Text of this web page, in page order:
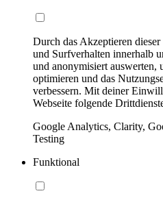
Durch das Akzeptieren
und Surfverhalten innerhalb
und anonymisiert auswerten,
optimieren und das
verbessern. Mit deiner
Webseite folgende
Google Analytics, Clarity,
Testing
Funktional